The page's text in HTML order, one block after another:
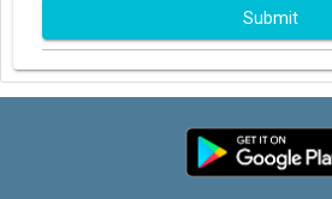
Submit